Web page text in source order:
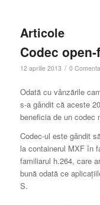
Articole
Codec
12 aprilie 2013 / 0
Odată cu vânzările
s-a gândit că aceste
beneficia de un codec
Codec-ul este gândit
la containerul MXF în
familiarul h.264, care
bună odată ce
S.